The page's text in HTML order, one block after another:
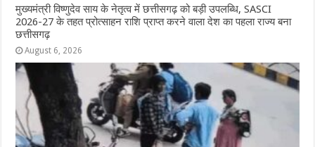
मुख्यमंत्री विष्णुदेव साय के नेतृत्व में छत्तीसगढ़ को बड़ी उपलब्धि, SASCI
2026-27 के तहत प्रोत्साहन राशि प्राप्त करने वाला देश का पहला राज्य बना
छत्तीसगढ़
August 6, 2026